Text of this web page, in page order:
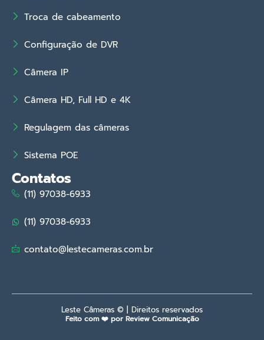
Troca de cabeamento
Configuração de DVR
Câmera IP
Câmera HD, Full HD e 4K
Regulagem das câmeras
Sistema POE
Contatos
(11) 97038-6933
(11) 97038-6933
contato@lestecameras.com.br
Leste Câmeras © | Direitos reservados
Feito com ❤️ por Review Comunicação